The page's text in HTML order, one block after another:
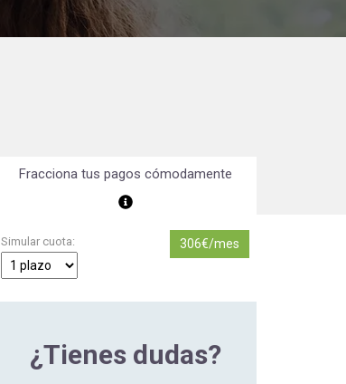
Orientación Laboral
Fracciona tus pagos cómodamente
Simular cuota: 306€/mes
¿Tienes dudas?